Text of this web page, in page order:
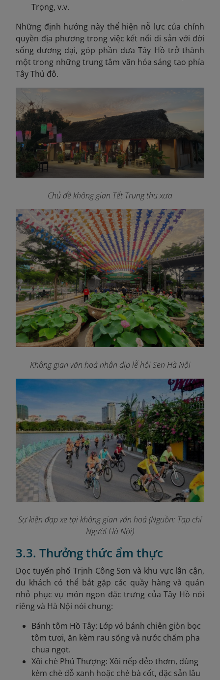
Trọng, v.v.
Những định hướng này thể hiện nỗ lực của chính
quyền địa phương trong việc kết nối di sản với đời
sống đương đại, góp phần đưa Tây Hồ trở thành
một trong những trung tâm văn hóa sáng tạo phía
Tây Thủ đô.
Chủ đề không gian Tết Trung thu xưa
Không gian văn hoá nhân dịp lễ hội Sen Hà Nội
Sự kiện đạp xe tại không gian văn hoá (Nguồn: Tạp chí
Người Hà Nội)
3.3. Thưởng thức ẩm thực
Dọc tuyến phố Trịnh Công Sơn và khu vực lân cận,
du khách có thể bắt gặp các quầy hàng và quán
nhỏ phục vụ món ngon đặc trưng của Tây Hồ nói
riêng và Hà Nội nói chung:
Bánh tôm Hồ Tây: Lớp vỏ bánh chiên giòn bọc
tôm tươi, ăn kèm rau sống và nước chấm pha
chua ngọt.
Xôi chè Phú Thượng: Xôi nếp dẻo thơm, dùng
kèm chè đỗ xanh hoặc chè bà cốt, đặc sản lâu